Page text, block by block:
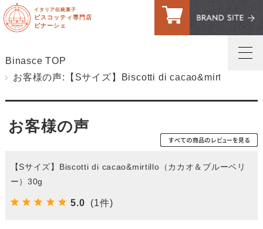
イタリア伝統菓子
ビスコッティ専門店
ビナーシェ
トップページ
ご利用案内・送料
お問い合わせ
Binasce TOP
お客様の声:【Sサイズ】Biscotti di cacao&mirtillo（カ
お客様の声
【Sサイズ】Biscotti di cacao&mirtillo（カカオ＆ブルーベリ
ー）30g
5.0 (1件)